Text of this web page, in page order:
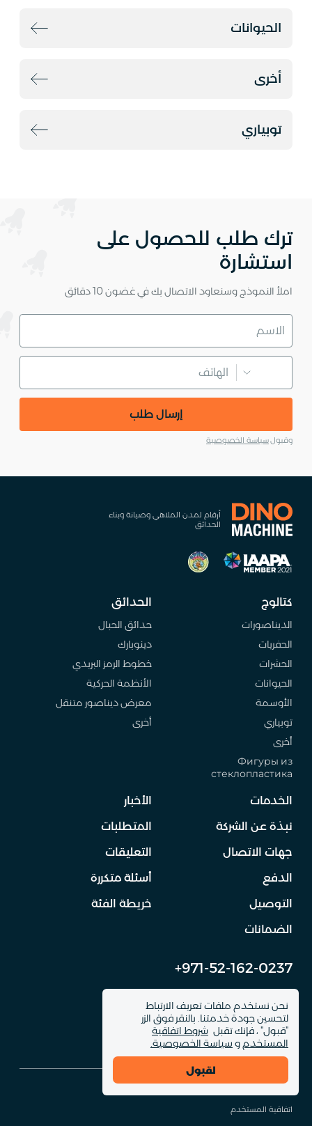
الحيوانات
أخرى
توبياري
ترك طلب للحصول على
استشارة
املأ النموذج وسنعاود الاتصال بك في غضون 10 دقائق
إرسال طلب
وقبولسياسة الخصوصية
نحن نستخدم ملفات تعريف الارتباط
لتحسين جودة خدمتنا. بالنقر فوق الزر
"قبول" ، فإنك تقبل شروط اتفاقية
المستخدم و سياسة الخصوصية.
لقبول
أرقام لمدن الملاهي وصيانة وبناء
الحدائق
كتالوج
الديناصورات
الحفريات
الحشرات
الحيوانات
الأوسمة
توبياري
أخرى
Фигуры из
стеклопластика
الحدائق
حدائق الحبال
دينوبارك
خطوط الرمز البريدي
الأنظمة الحركية
معرض ديناصور متنقل
أخرى
الخدمات
نبذة عن الشركة
جهات الاتصال
الدفع
التوصيل
الضمانات
الأخبار
المتطلبات
التعليقات
أسئلة متكررة
خريطة الفئة
+971-52-162-0237
info@dinomachine.ru
اتفاقية المستخدم